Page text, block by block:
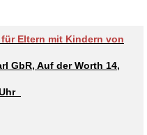
Eltern mit Kindern von
GbR, Auf der Worth 14,